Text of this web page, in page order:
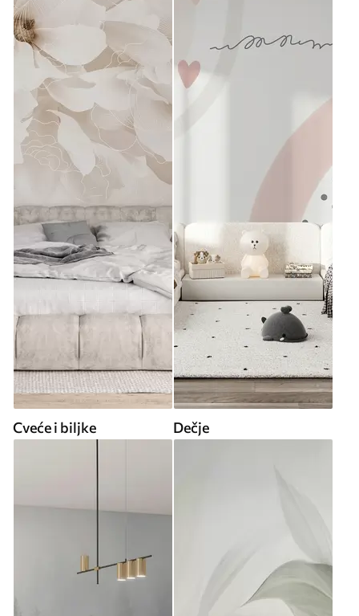
Cveće i biljke Dečje